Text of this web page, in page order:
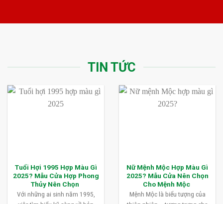
TIN TỨC
Tuổi Hợi 1995 Hợp Màu Gì
2025? Mẫu Cửa Hợp Phong
Thủy Nên Chọn
Với những ai sinh năm 1995,
Nữ Mệnh Mộc Hợp Màu Gì
2025? Mẫu Cửa Nên Chọn
Cho Mệnh Mộc
Mệnh Mộc là biểu tượng của